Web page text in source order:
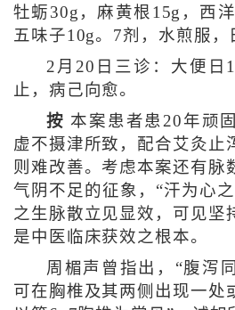
牡蛎30g，麻黄根15g，西
五味子10g。7剂，水煎服，
2月20日三诊：大便日
止，病己向愈。
按 本案患者患20年顽
虚不摄津所致，配合艾灸止
则难改善。考虑本案还有脉
气阴不足的征象，“汗为心
之生脉散立见显效，可见坚
是中医临床获效之根本。
周楣声曾指出，“腹泻
可在胸椎及其两侧出现一处